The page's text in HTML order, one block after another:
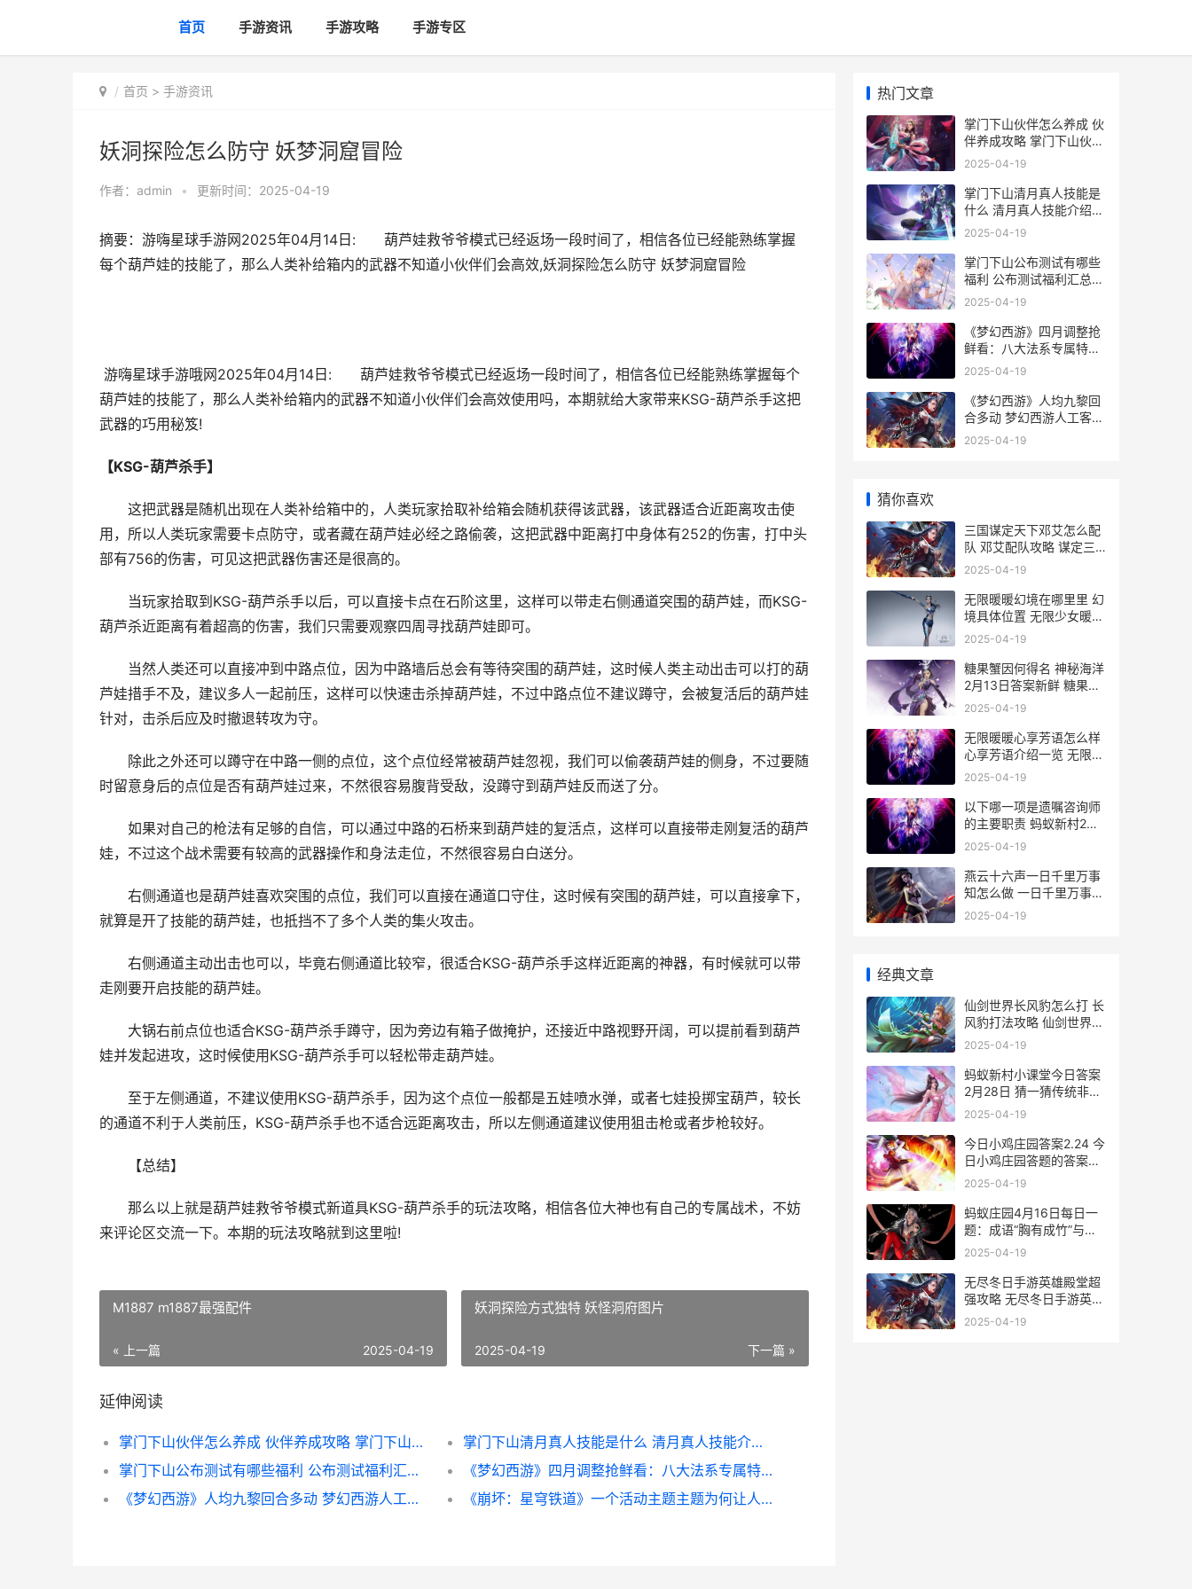
首页 手游资讯 手游攻略 手游专区
首页 > 手游资讯
妖洞探险怎么防守 妖梦洞窟冒险
作者： admin • 更新时间：2025-04-19
摘要：游嗨星球手游网2025年04月14日: 葫芦娃救爷爷模式已经返场一段时间了，相信各位已经能熟练掌握
每个葫芦娃的技能了，那么人类补给箱内的武器不知道小伙伴们会高效,妖洞探险怎么防守 妖梦洞窟冒险
游嗨星球手游哦网2025年04月14日: 葫芦娃救爷爷模式已经返场一段时间了，相信各位已经能熟练掌握每个
葫芦娃的技能了，那么人类补给箱内的武器不知道小伙伴们会高效使用吗，本期就给大家带来KSG-葫芦杀手这把
武器的巧用秘笈!
【KSG-葫芦杀手】
这把武器是随机出现在人类补给箱中的，人类玩家拾取补给箱会随机获得该武器，该武器适合近距离攻击使
用，所以人类玩家需要卡点防守，或者藏在葫芦娃必经之路偷袭，这把武器中距离打中身体有252的伤害，打中头
部有756的伤害，可见这把武器伤害还是很高的。
当玩家拾取到KSG-葫芦杀手以后，可以直接卡点在石阶这里，这样可以带走右侧通道突围的葫芦娃，而KSG-
葫芦杀近距离有着超高的伤害，我们只需要观察四周寻找葫芦娃即可。
当然人类还可以直接冲到中路点位，因为中路墙后总会有等待突围的葫芦娃，这时候人类主动出击可以打的葫
芦娃措手不及，建议多人一起前压，这样可以快速击杀掉葫芦娃，不过中路点位不建议蹲守，会被复活后的葫芦娃
针对，击杀后应及时撤退转攻为守。
除此之外还可以蹲守在中路一侧的点位，这个点位经常被葫芦娃忽视，我们可以偷袭葫芦娃的侧身，不过要随
时留意身后的点位是否有葫芦娃过来，不然很容易腹背受敌，没蹲守到葫芦娃反而送了分。
如果对自己的枪法有足够的自信，可以通过中路的石桥来到葫芦娃的复活点，这样可以直接带走刚复活的葫芦
娃，不过这个战术需要有较高的武器操作和身法走位，不然很容易白白送分。
右侧通道也是葫芦娃喜欢突围的点位，我们可以直接在通道口守住，这时候有突围的葫芦娃，可以直接拿下，
就算是开了技能的葫芦娃，也抵挡不了多个人类的集火攻击。
右侧通道主动出击也可以，毕竟右侧通道比较窄，很适合KSG-葫芦杀手这样近距离的神器，有时候就可以带
走刚要开启技能的葫芦娃。
大锅右前点位也适合KSG-葫芦杀手蹲守，因为旁边有箱子做掩护，还接近中路视野开阔，可以提前看到葫芦
娃并发起进攻，这时候使用KSG-葫芦杀手可以轻松带走葫芦娃。
至于左侧通道，不建议使用KSG-葫芦杀手，因为这个点位一般都是五娃喷水弹，或者七娃投掷宝葫芦，较长
的通道不利于人类前压，KSG-葫芦杀手也不适合远距离攻击，所以左侧通道建议使用狙击枪或者步枪较好。
【总结】
那么以上就是葫芦娃救爷爷模式新道具KSG-葫芦杀手的玩法攻略，相信各位大神也有自己的专属战术，不妨
来评论区交流一下。本期的玩法攻略就到这里啦!
M1887 m1887最强配件
« 上一篇 2025-04-19
妖洞探险方式独特 妖怪洞府图片
下一篇 »
2025-04-19
延伸阅读
掌门下山伙伴怎么养成 伙伴养成攻略 掌门下山伙伴怎么上阵
掌门下山清月真人技能是什么 清月真人技能介绍一览 掌门天下 小说
掌门下山公布测试有哪些福利 公布测试福利汇总一览 掌门下山打酱油 百度网盘
《梦幻西游》四月调整抢鲜看：八大法系专属特技登场 梦幻西游四月大改2025时间
《梦幻西游》人均九黎回合多动 梦幻西游人工客服电话怎么转人工
《崩坏：星穹铁道》一个活动主题主题为何让人上头 崩坏星穹铁道官方网站
热门文章
掌门下山伙伴怎么养成 伙
伴养成攻略 掌门下山伙伴
怎么上阵
2025-04-19
掌门下山清月真人技能是
什么 清月真人技能介绍一
览 掌门天下 小说
2025-04-19
掌门下山公布测试有哪些
福利 公布测试福利汇总一
览 掌门下山打酱油 百度
2025-04-19
《梦幻西游》四月调整抢
鲜看：八大法系专属特技
登场 梦幻西游四月大改
2025-04-19
《梦幻西游》人均九黎回
合多动 梦幻西游人工客服
电话怎么转人工
2025-04-19
猜你喜欢
三国谋定天下邓艾怎么配
队 邓艾配队攻略 谋定三
国官网
2025-04-19
无限暖暖幻境在哪里里 幻
境具体位置 无限少女暖暖
是谁唱的
2025-04-19
糖果蟹因何得名 神秘海洋
2月13日答案新鲜 糖果螃
蟹
2025-04-19
无限暖暖心享芳语怎么样
心享芳语介绍一览 无限暖
暖心享芳语数值
2025-04-19
以下哪一项是遗嘱咨询师
的主要职责 蚂蚁新村2月
13日答案 以下哪一项是遗
2025-04-19
燕云十六声一日千里万事
知怎么做 一日千里万事知
任务攻略 燕云十六声最新
2025-04-19
经典文章
仙剑世界长风豹怎么打 长
风豹打法攻略 仙剑世界长
风豹zai哪里
2025-04-19
蚂蚁新村小课堂今日答案
2月28日 猜一猜传统非遗
螺钿工艺广泛应用于哪种
今日答案
2025-04-19
今日小鸡庄园答案2.24 今
日小鸡庄园答题的答案
2025 今日小鸡庄园答题
2025-04-19
蚂蚁庄园4月16日每日一
题：成语“胸有成竹”与哪
位古代画家有关 蚂蚁庄园
2025-04-19
无尽冬日手游英雄殿堂超
强攻略 无尽冬日手游英雄
搭配攻略
2025-04-19